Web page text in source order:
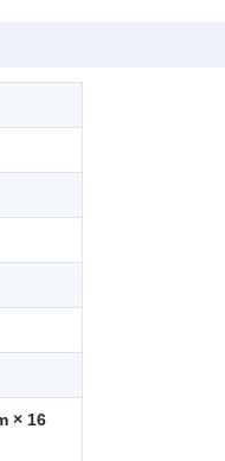
× 16